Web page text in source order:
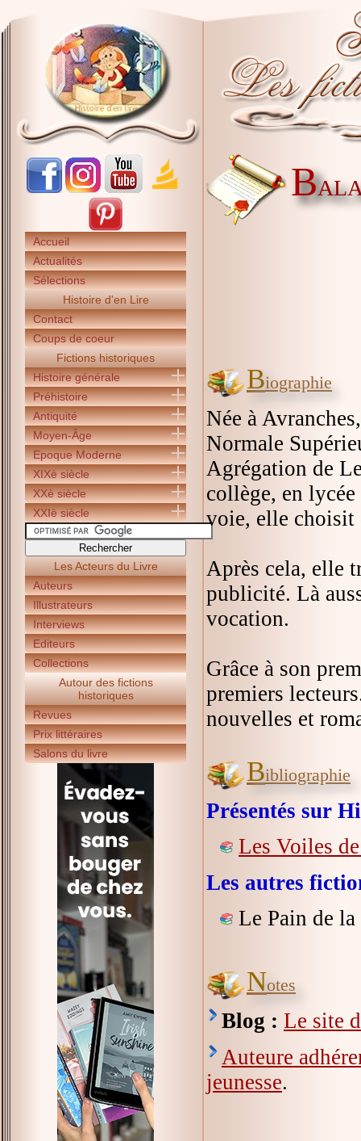
Accueil
Actualités
Sélections
Histoire d'en Lire
Contact
Coups de coeur
Fictions historiques
Histoire générale
Préhistoire
Antiquité
Moyen-Âge
Epoque Moderne
XIXè siècle
XXè siècle
XXIè siècle
Les Acteurs du Livre
Auteurs
Illustrateurs
Interviews
Editeurs
Collections
Autour des fictions
historiques
Revues
Prix littéraires
Salons du livre
B
Biographie
Née à
Normale
Agrégation de
collège, en
voie, elle choisit
Après cela, elle
publicité. Là
vocation.
Grâce à son
premiers
nouvelles et
Bibliographie
Présentés sur
Les Voiles
Les autres
Le Pain de
Notes
Blog : Le site
Auteure
jeunesse.